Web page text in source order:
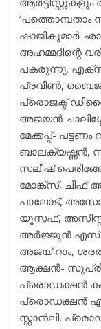
‘പത്തൊമ്പതാം
ഷാജികുമാര്‍
അഹമ്മദിന്റെ
പകരുന്നു.
പ്രവീണ്‍, ബൈജു
പ്രൊജക്ട്
അജയന്‍
മേക്കപ്പ്-
ബാലക്യഷ്ണന്‍,
സലീഷ്
മോങ്ക്‌സ്, ചീഫ്
പാലോട്,
യൂസഫ്,
അര്‍ജ്ജുന്‍ എസ്
അജയ് റാം,
ആക്ഷന്‍-
പ്രൊഡക്ഷന്‍
പ്രൊഡക്ഷന്‍
സ്റ്റാന്‍ലി,